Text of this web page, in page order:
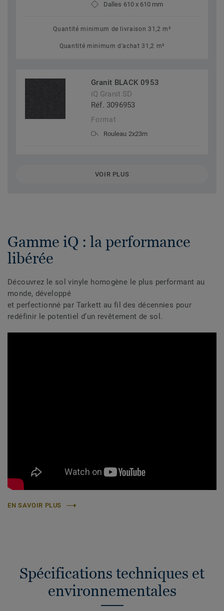
Dalles 610 x 610 mm
Quantité minimum de livraison 31,2 m²
Quantité minimum d'achat 31,2 m²
Granit BLACK 0953
iQ Granit SD
Réf. 3096953
Format
Rouleau 2x23m
VOIR PLUS
Gamme iQ : la performance
libérée
Découvrez le sol vinyle homogène le plus performant au
monde, développé
et perfectionné par Tarkett au fil des décennies pour
redéfinir le potentiel d’un revêtement de sol.
EN SAVOIR PLUS
Spécifications techniques et
environnementales